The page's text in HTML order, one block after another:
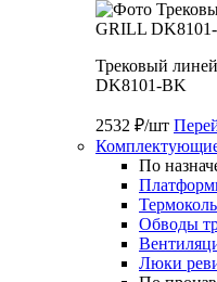
Трековый
DK8101-BK
2532 ₽/шт
По
Обводы
Люки